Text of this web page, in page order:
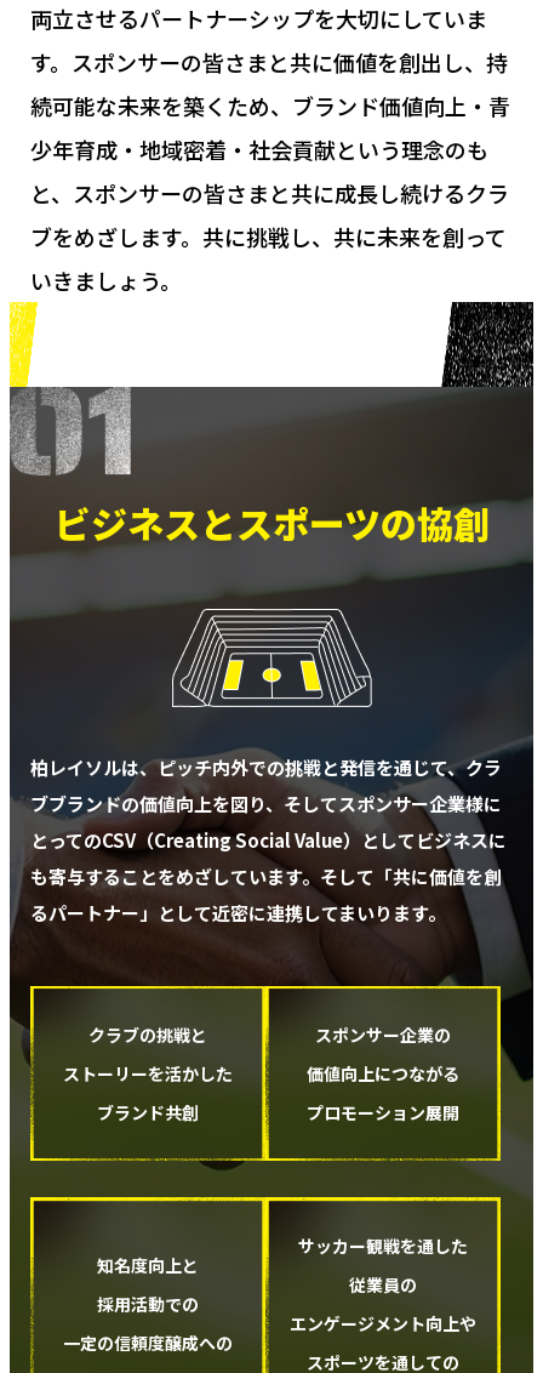
両立させるパートナーシップを大切にしていま
す。 スポンサーの皆さまと共に価値を創出し、持
続可能な未来を築くため、 ブランド価値向上・青
少年育成・地域密着・社会貢献という理念のも
と、 スポンサーの皆さまと共に成長し続けるクラ
ブをめざします。共に挑戦し、共に未来を創って
いきましょう。
ビジネスとスポーツの協創
柏レイソルは、ピッチ内外での挑戦と発信を通じて、クラ
ブブランドの価値向上を図り、 そしてスポンサー企業様に
とってのCSV（Creating Social Value）としてビジネスに
も寄与することをめざしています。 そして「共に価値を創
るパートナー」として近密に連携してまいります。
クラブの挑戦と
ストーリーを活かした
ブランド共創
スポンサー企業の
価値向上につながる
プロモーション展開
知名度向上と
採用活動での
一定の信頼度醸成への
サッカー観戦を通した
従業員の
エンゲージメント向上や
スポーツを通しての